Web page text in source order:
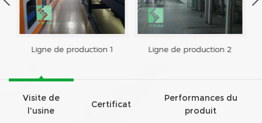
Ligne de production 1 Ligne de production 2
Visite de
l'usine
Certificat
Performances du
produit